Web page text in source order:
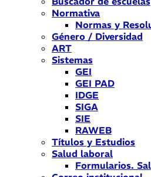
Normativa
Normas y
Género / Diversidad
ART
Sistemas
GEI
GEI PAD
IDGE
SIGA
SIE
RAWEB
Títulos y Estudios
Salud laboral
Formularios.